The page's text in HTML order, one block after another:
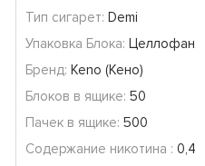
Тип сигарет: Demi
Упаковка Блока: Целлофан
Бренд: Keno (Кено)
Блоков в ящике: 50
Пачек в ящике: 500
Содержание никотина : 0,4